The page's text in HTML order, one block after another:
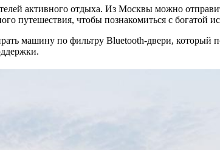
активного отдыха. Из Москвы можно
путешествия, чтобы познакомиться с богатой
машину по фильтру Bluetooth-двери, который